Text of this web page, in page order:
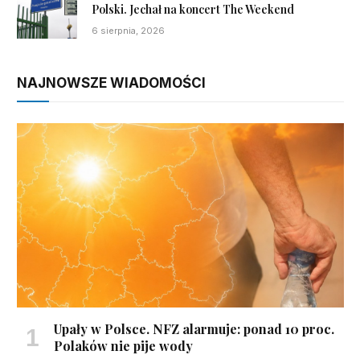
Polski. Jechał na koncert The Weekend
6 sierpnia, 2026
NAJNOWSZE WIADOMOŚCI
Upały w Polsce. NFZ alarmuje: ponad 10 proc.
Polaków nie pije wody